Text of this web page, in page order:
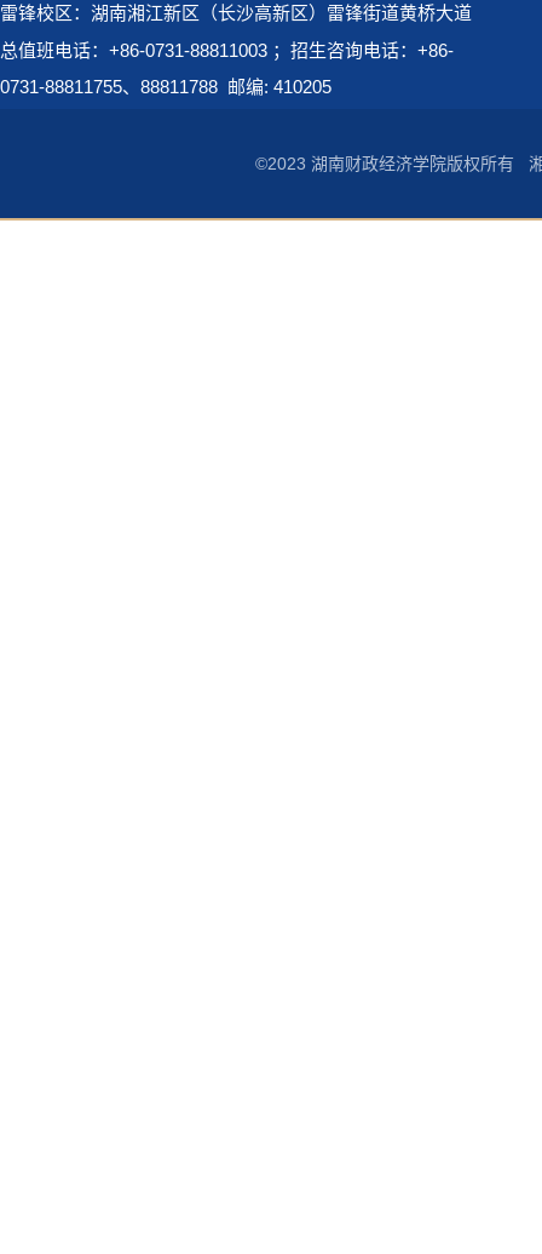
雷锋校区：湖南湘江新区（长沙高新区）雷锋街道黄桥大道
总值班电话：+86-0731-88811003 ；招生咨询电话：+86-
0731-88811755、88811788 邮编: 410205
©2023 湖南财政经济学院版权所有